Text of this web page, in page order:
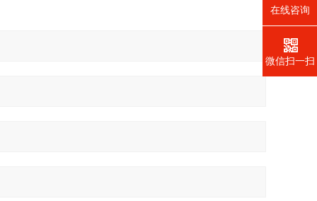
在线咨询
微信扫一扫